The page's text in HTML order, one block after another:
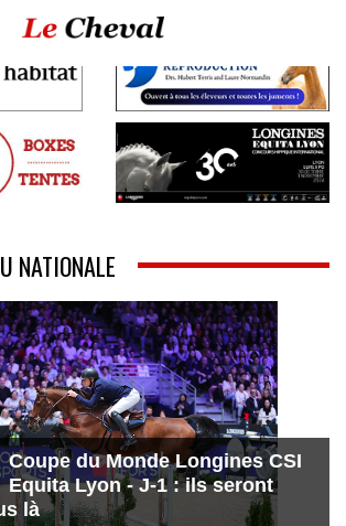
NATIONALE
Coupe du Monde Longines CSI
Equita Lyon - J-1 : ils seront
là